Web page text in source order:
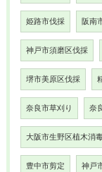
姫路市伐採 阪南
神戸市須磨区伐採
堺市美原区伐採
奈良市草刈り 奈
大阪市生野区植木消
豊中市剪定 神戸